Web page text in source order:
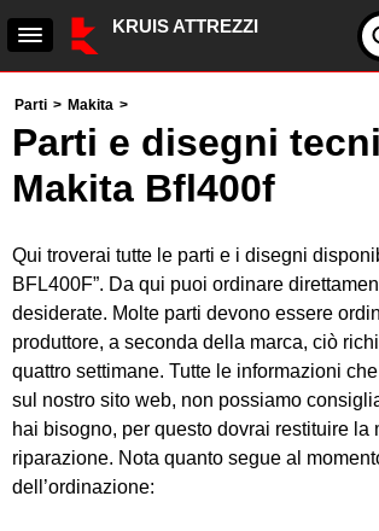
KRUIS ATTREZZI
Parti > Makita >
Parti e disegni
Makita Bfl400f
Qui troverai tutte le parti e i disegni
BFL400F”. Da qui puoi ordinare
desiderate. Molte parti devono essere
produttore, a seconda della marca, ciò
quattro settimane. Tutte le informazioni
sul nostro sito web, non possiamo
hai bisogno, per questo dovrai restituire la
riparazione. Nota quanto segue al
dell’ordinazione: